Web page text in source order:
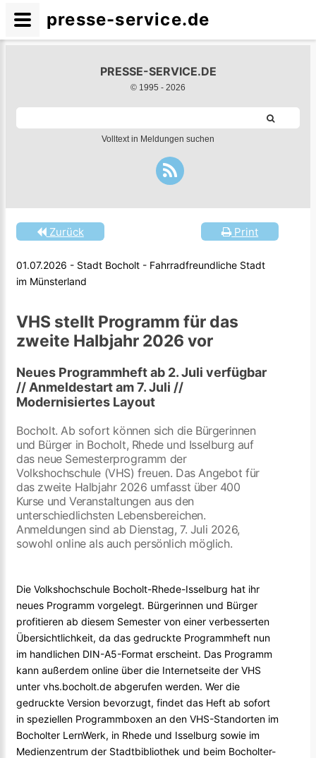
PRESSE-SERVICE.DE
© 1995 - 2026
Volltext in Meldungen suchen
Print
Zurück
01.07.2026 - Stadt Bocholt - Fahrradfreundliche Stadt
im Münsterland
VHS stellt Programm für das
zweite Halbjahr 2026 vor
Neues Programmheft ab 2. Juli verfügbar
// Anmeldestart am 7. Juli //
Modernisiertes Layout
Bocholt. Ab sofort können sich die Bürgerinnen
und Bürger in Bocholt, Rhede und Isselburg auf
das neue Semesterprogramm der
Volkshochschule (VHS) freuen. Das Angebot für
das zweite Halbjahr 2026 umfasst über 400
Kurse und Veranstaltungen aus den
unterschiedlichsten Lebensbereichen.
Anmeldungen sind ab Dienstag, 7. Juli 2026,
sowohl online als auch persönlich möglich.
Die Volkshochschule Bocholt-Rhede-Isselburg hat ihr
neues Programm vorgelegt. Bürgerinnen und Bürger
profitieren ab diesem Semester von einer verbesserten
Übersichtlichkeit, da das gedruckte Programmheft nun
im handlichen DIN-A5-Format erscheint. Das Programm
kann außerdem online über die Internetseite der VHS
unter vhs.bocholt.de abgerufen werden. Wer die
gedruckte Version bevorzugt, findet das Heft ab sofort
in speziellen Programmboxen an den VHS-Standorten im
Bocholter LernWerk, in Rhede und Isselburg sowie im
Medienzentrum der Stadtbibliothek und beim Bocholter-
presse-service.de